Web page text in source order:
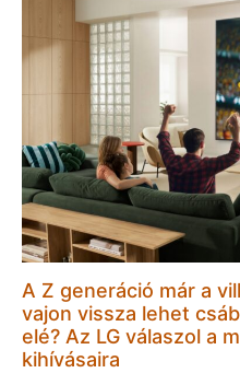
A Z generáció már a
vajon vissza lehet
elé? Az LG válaszol a
kihívásaira